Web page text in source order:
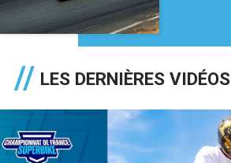
LES DERNIÈRES VIDÉOS